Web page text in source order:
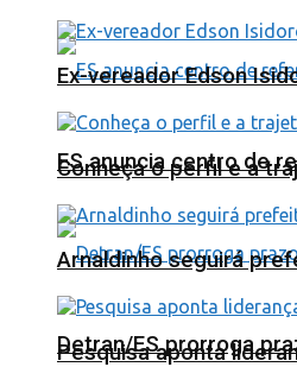
ES anuncia centro de
Detran/ES prorroga
Ex-vereador Edson
Conheça o perfil e a
Arnaldinho seguirá
Pesquisa aponta